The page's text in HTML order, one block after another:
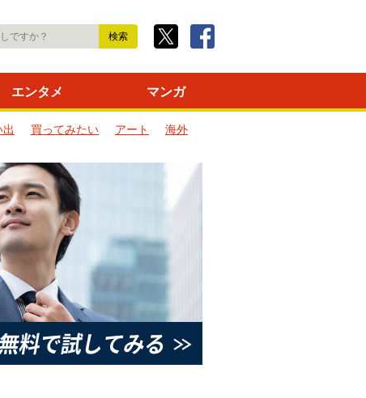
エンタメ マンガ
出 買ってみたい アート
海外